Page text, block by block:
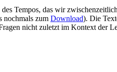
Tempos, das wir
nochmals zum Download). Die
nicht zuletzt im Kontext der